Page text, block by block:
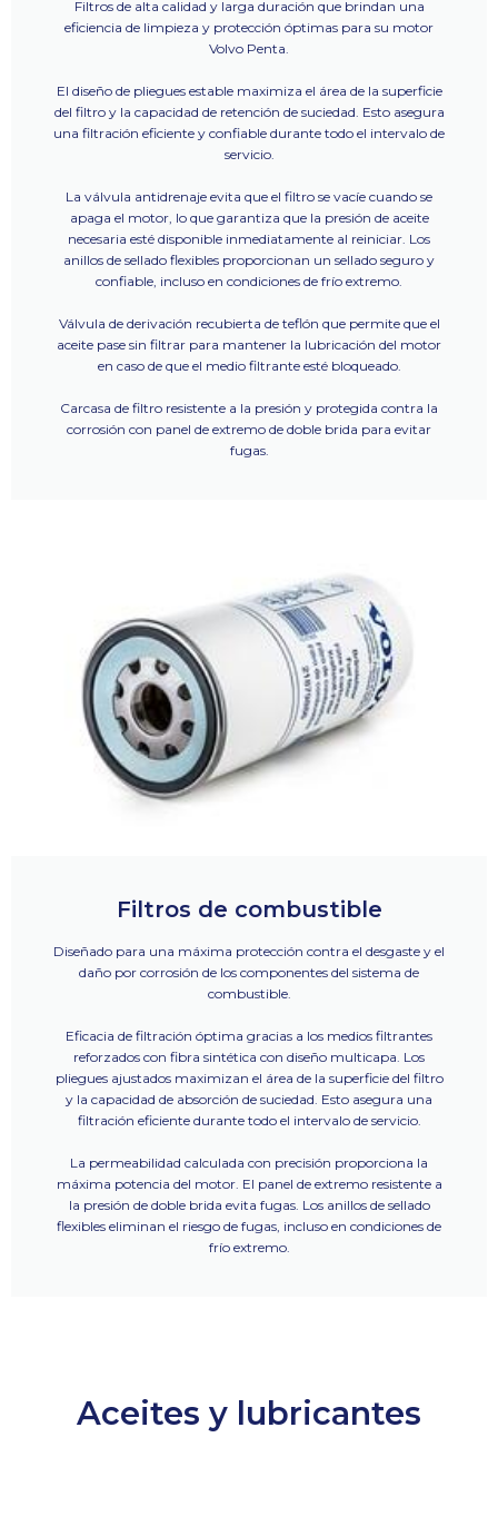
Filtros de alta calidad y larga duración que brindan una
eficiencia de limpieza y protección óptimas para su motor
Volvo Penta.
El diseño de pliegues estable maximiza el área de la superficie
del filtro y la capacidad de retención de suciedad. Esto asegura
una filtración eficiente y confiable durante todo el intervalo de
servicio.
La válvula antidrenaje evita que el filtro se vacíe cuando se
apaga el motor, lo que garantiza que la presión de aceite
necesaria esté disponible inmediatamente al reiniciar. Los
anillos de sellado flexibles proporcionan un sellado seguro y
confiable, incluso en condiciones de frío extremo.
Válvula de derivación recubierta de teflón que permite que el
aceite pase sin filtrar para mantener la lubricación del motor
en caso de que el medio filtrante esté bloqueado.
Carcasa de filtro resistente a la presión y protegida contra la
corrosión con panel de extremo de doble brida para evitar
fugas.
Filtros de combustible
Diseñado para una máxima protección contra el desgaste y el
daño por corrosión de los componentes del sistema de
combustible.
Eficacia de filtración óptima gracias a los medios filtrantes
reforzados con fibra sintética con diseño multicapa. Los
pliegues ajustados maximizan el área de la superficie del filtro
y la capacidad de absorción de suciedad. Esto asegura una
filtración eficiente durante todo el intervalo de servicio.
La permeabilidad calculada con precisión proporciona la
máxima potencia del motor. El panel de extremo resistente a
la presión de doble brida evita fugas. Los anillos de sellado
flexibles eliminan el riesgo de fugas, incluso en condiciones de
frío extremo.
Aceites y lubricantes